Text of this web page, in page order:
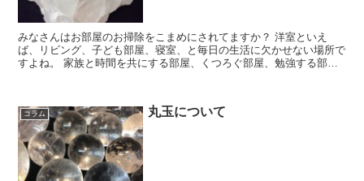
みなさんはお部屋のお掃除をこまめにされてますか？ 洋室といえ
ば、リビング、子ども部屋、寝室、と毎日の生活に欠かせない場所で
すよね。 家族と時間を共にする部屋、くつろぐ部屋、勉強する部
コラム 丸玉について